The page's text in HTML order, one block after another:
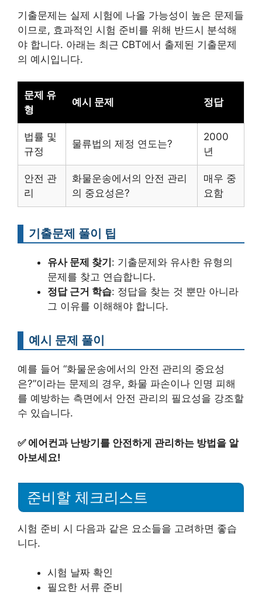
기출문제는 실제 시험에 나올 가능성이 높은 문제들
이므로, 효과적인 시험 준비를 위해 반드시 분석해
야 합니다. 아래는 최근 CBT에서 출제된 기출문제
의 예시입니다.
문제 유
형
예시 문제 정답
법률 및
규정
물류법의 제정 연도는?
2000
년
안전 관
리
화물운송에서의 안전 관리
의 중요성은?
매우 중
요함
기출문제 풀이 팁
유사 문제 찾기 : 기출문제와 유사한 유형의
문제를 찾고 연습합니다.
정답 근거 학습: 정답을 찾는 것 뿐만 아니라
그 이유를 이해해야 합니다.
예시 문제 풀이
예를 들어 “화물운송에서의 안전 관리의 중요성
은?”이라는 문제의 경우, 화물 파손이나 인명 피해
를 예방하는 측면에서 안전 관리의 필요성을 강조할
수 있습니다.
✅ 에어컨과 난방기를 안전하게 관리하는 방법을 알
아보세요!
준비할 체크리스트
시험 준비 시 다음과 같은 요소들을 고려하면 좋습
니다.
시험 날짜 확인
필요한 서류 준비